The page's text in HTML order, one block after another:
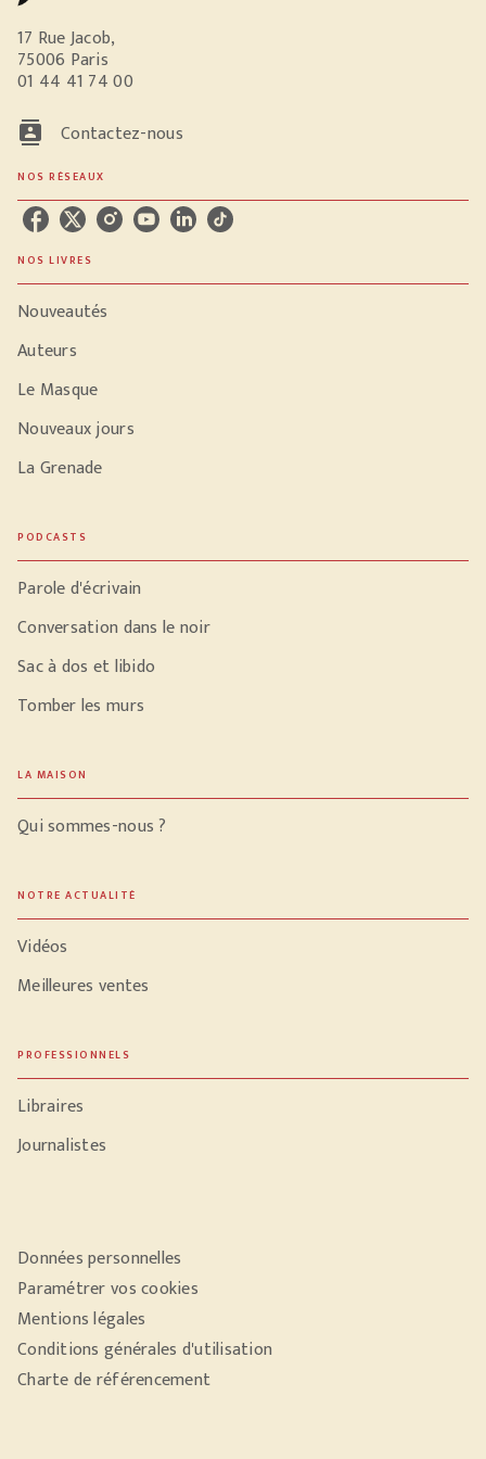
17 Rue Jacob,
75006 Paris
01 44 41 74 00
contacts Contactez-nous
NOS RÉSEAUX
NOS LIVRES
Nouveautés
Auteurs
Le Masque
Nouveaux jours
La Grenade
PODCASTS
Parole d'écrivain
Conversation dans le noir
Sac à dos et libido
Tomber les murs
LA MAISON
Qui sommes-nous ?
NOTRE ACTUALITÉ
Vidéos
Meilleures ventes
PROFESSIONNELS
Libraires
Journalistes
Données personnelles
Paramétrer vos cookies
Mentions légales
Conditions générales d'utilisation
Charte de référencement